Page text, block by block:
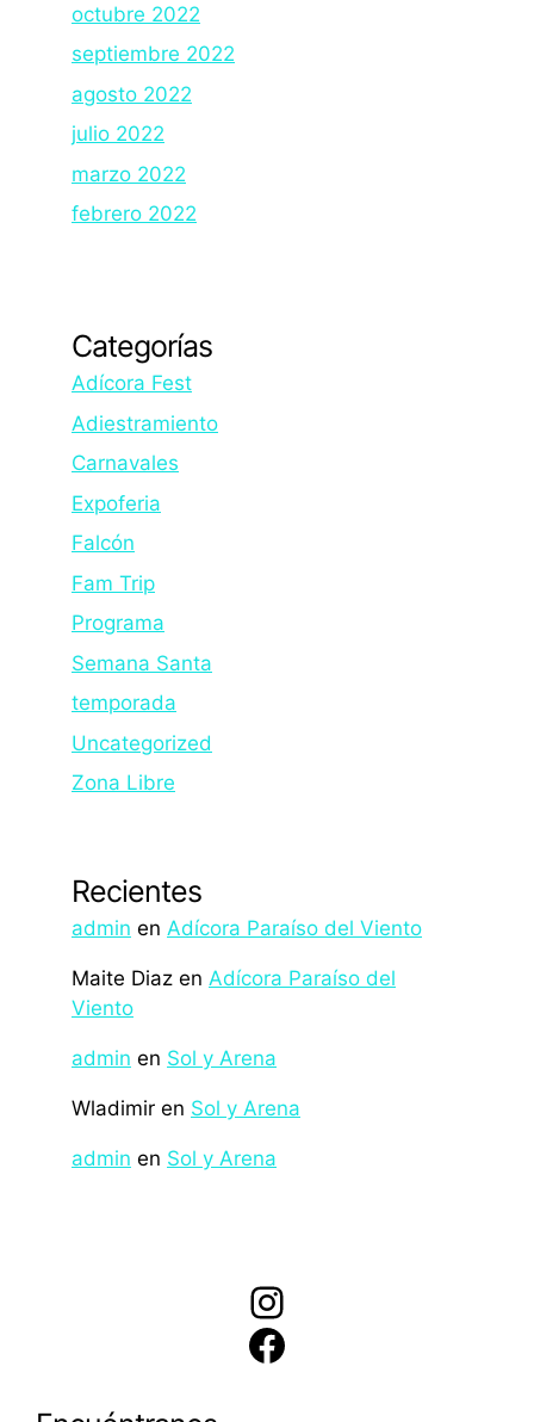
octubre 2022
septiembre 2022
agosto 2022
julio 2022
marzo 2022
febrero 2022
Categorías
Adícora Fest
Adiestramiento
Carnavales
Expoferia
Falcón
Fam Trip
Programa
Semana Santa
temporada
Uncategorized
Zona Libre
Recientes
admin en Adícora Paraíso del Viento
Maite Diaz en Adícora Paraíso del
Viento
admin en Sol y Arena
Wladimir en Sol y Arena
admin en Sol y Arena
Instagram
Facebook